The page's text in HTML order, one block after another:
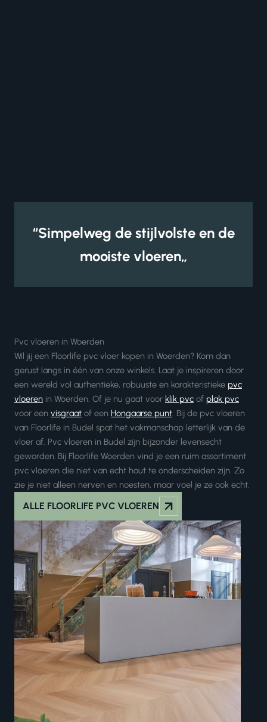
“Simpelweg de stijlvolste en de
mooiste vloeren„
Pvc vloeren in Woerden
Wil jij een Floorlife pvc vloer kopen in Woerden? Kom dan
gerust langs in één van onze winkels. Laat je inspireren door
een wereld vol authentieke, robuuste en karakteristieke pvc
vloeren in Woerden. Of je nu gaat voor klik pvc of plak pvc
voor een visgraat of een Hongaarse punt. Bij de pvc vloeren
van Floorlife in Budel spat het vakmanschap letterlijk van de
vloer af. Pvc vloeren in Budel zijn bijzonder levensecht
geworden. Bij Floorlife Woerden vind je een ruim assortiment
pvc vloeren die niet van echt hout te onderscheiden zijn. Zo
zie je niet alleen nerven en noesten, maar voel je ze ook echt.
ALLE FLOORLIFE PVC VLOEREN